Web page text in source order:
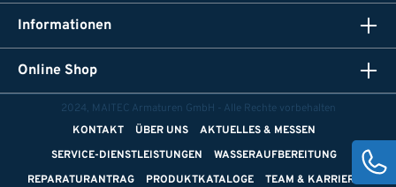
Informationen
Online Shop
2024, MAITEC Armaturen GmbH - Alle Rechte vorbehalten
KONTAKT
ÜBER UNS
AKTUELLES & MESSEN
SERVICE-DIENSTLEISTUNGEN
WASSERAUFBEREITUNG
REPARATURANTRAG
PRODUKTKATALOGE
TEAM & KARRIERE